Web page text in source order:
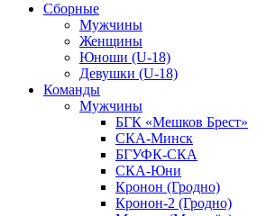
Сборные
Мужчины
Женщины
Юноши (U-18)
Девушки (U-18)
Команды
Мужчины
БГК «Мешков Брест»
СКА-Минск
БГУФК-СКА
СКА-Юни
Кронон (Гродно)
Кронон-2 (Гродно)